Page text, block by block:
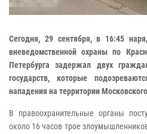
Сегодня, 29 сентября, в 16:45
вневедомственной охраны по
Петербурга задержал двух
государств, которые
нападения на территории
В правоохранительные органы
около 16 часов трое